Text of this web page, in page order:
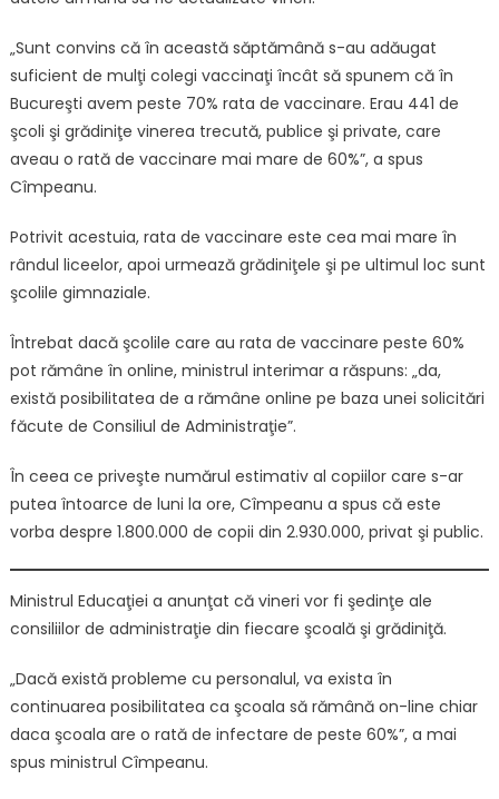
„Sunt convins că în această săptămână s-au adăugat
suficient de mulţi colegi vaccinaţi încât să spunem că în
Bucureşti avem peste 70% rata de vaccinare. Erau 441 de
şcoli şi grădiniţe vinerea trecută, publice şi private, care
aveau o rată de vaccinare mai mare de 60%”, a spus
Cîmpeanu.
Potrivit acestuia, rata de vaccinare este cea mai mare în
rândul liceelor, apoi urmează grădiniţele şi pe ultimul loc sunt
şcolile gimnaziale.
Întrebat dacă şcolile care au rata de vaccinare peste 60%
pot rămâne în online, ministrul interimar a răspuns: „da,
există posibilitatea de a rămâne online pe baza unei solicitări
făcute de Consiliul de Administraţie”.
În ceea ce priveşte numărul estimativ al copiilor care s-ar
putea întoarce de luni la ore, Cîmpeanu a spus că este
vorba despre 1.800.000 de copii din 2.930.000, privat şi public.
Ministrul Educaţiei a anunţat că vineri vor fi şedinţe ale
consiliilor de administraţie din fiecare şcoală şi grădiniţă.
„Dacă există probleme cu personalul, va exista în
continuarea posibilitatea ca şcoala să rămână on-line chiar
daca şcoala are o rată de infectare de peste 60%”, a mai
spus ministrul Cîmpeanu.